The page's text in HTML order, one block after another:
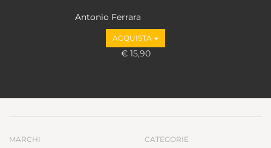
Antonio Ferrara
ACQUISTA
€ 15,90
MARCHI
CATEGORIE